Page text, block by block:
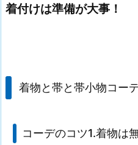
着付けは準備が大事！
着物と帯と帯小物コー
コーデのコツ1.着物は